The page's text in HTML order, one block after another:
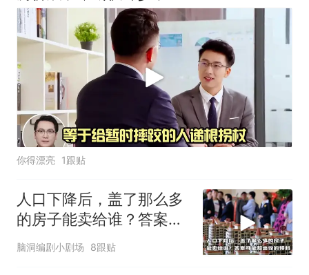
你得漂亮 1跟贴
人口下降后，盖了那么多
的房子能卖给谁？答案可
能超出你的预料
脑洞编剧小剧场 8跟贴